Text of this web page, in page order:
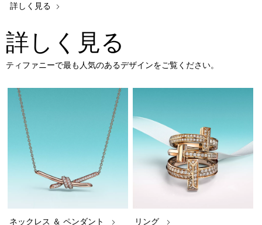
詳しく見る
詳しく見る
ティファニーで最も人気のあるデザインをご覧ください。
ネックレス ＆ ペンダント リング